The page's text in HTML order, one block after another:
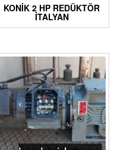
KONIK 2 HP REDÜKTÖR
İTALYAN